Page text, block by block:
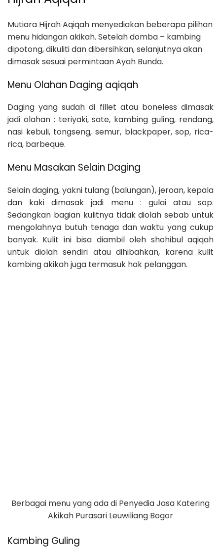
Mutiara Hijrah Aqiqah menyediakan beberapa pilihan
menu hidangan akikah. Setelah domba – kambing
dipotong, dikuliti dan dibersihkan, selanjutnya akan
dimasak sesuai permintaan Ayah Bunda.
Menu Olahan Daging aqiqah
Daging yang sudah di fillet atau boneless dimasak
jadi olahan : teriyaki, sate, kambing guling, rendang,
nasi kebuli, tongseng, semur, blackpaper, sop, rica-
rica, barbeque.
Menu Masakan Selain Daging
Selain daging, yakni tulang (balungan), jeroan, kepala
dan kaki dimasak jadi menu : gulai atau sop.
Sedangkan bagian kulitnya tidak diolah sebab untuk
mengolahnya butuh tenaga dan waktu yang cukup
banyak. Kulit ini bisa diambil oleh shohibul aqiqah
untuk diolah sendiri atau dihibahkan, karena kulit
kambing akikah juga termasuk hak pelanggan.
Berbagai menu yang ada di Penyedia Jasa Katering
Akikah Purasari Leuwiliang Bogor
Kambing Guling